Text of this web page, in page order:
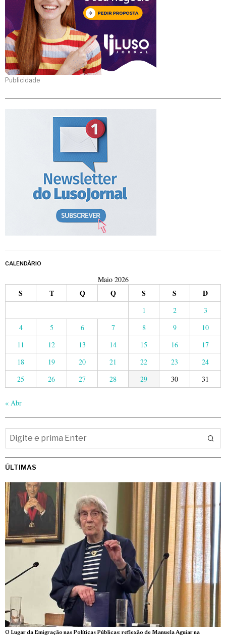
Publicidade
CALENDÁRIO
Maio 2026
S T Q Q S S D
1 2
3
4
5 6 7 8 9
10
11
12 13 14 15 16
17
18
19 20 21 22 23
24
25
26 27 28 29 30 31
« Abr
ÚLTIMAS
O Lugar da Emigração nas Políticas Públicas: reflexão de Manuela Aguiar na